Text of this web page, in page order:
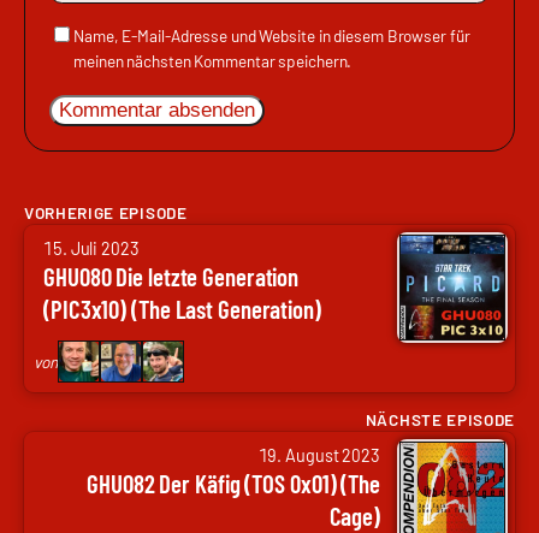
Name, E-Mail-Adresse und Website in diesem Browser für
meinen nächsten Kommentar speichern.
VORHERIGE EPISODE
15. Juli 2023
GHU080 Die letzte Generation
(PIC3x10) (The Last Generation)
von
von
Arne
Ruddat
Codenaga,
Nils
NÄCHSTE EPISODE
19. August 2023
GHU082 Der Käfig (TOS 0x01) (The
Cage)
von